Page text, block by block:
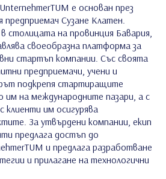
е основан през
предприемач Сузане Клатен.
столицата на провинция Бавария,
своеобразна платформа за
стартъп компании. Със своята
предприемачи, учени и
подкрепя стартиращите
им на международните пазари, а с
им осигурява
За утвърдени компании, екип
предлага достъп до
и предлага разработване
и прилагане на технологични